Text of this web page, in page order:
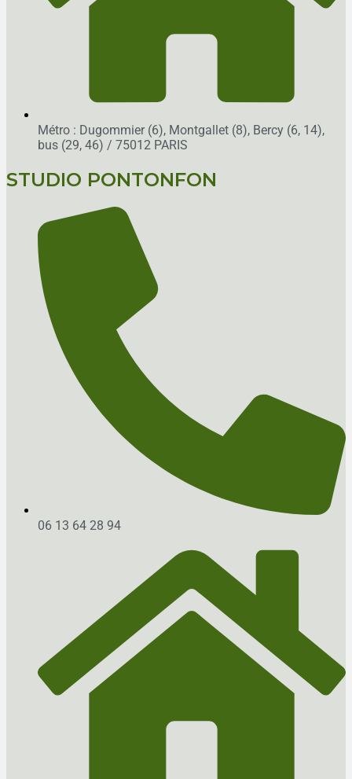
Métro : Dugommier (6), Montgallet (8), Bercy (6, 14),
bus (29, 46) / 75012 PARIS
STUDIO PONTONFON
06 13 64 28 94